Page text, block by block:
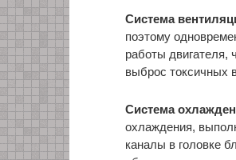
Система
поэтому
работы двигателя,
выброс токсичных
Система
охлаждения,
каналы в головке